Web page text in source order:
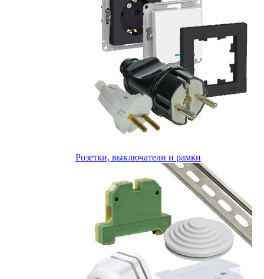
Розетки, выключатели и рамки